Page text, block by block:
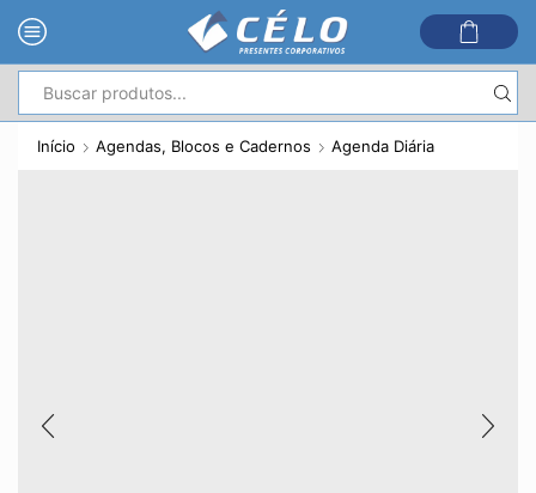
de
pesquisa
Início Agendas, Blocos e Cadernos Agenda Diária